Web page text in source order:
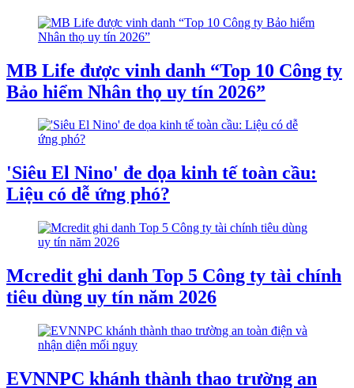
MB Life được vinh danh “Top 10 Công ty
Bảo hiểm Nhân thọ uy tín 2026”
'Siêu El Nino' đe dọa kinh tế toàn cầu:
Liệu có dễ ứng phó?
Mcredit ghi danh Top 5 Công ty tài chính
tiêu dùng uy tín năm 2026
EVNNPC khánh thành thao trường an